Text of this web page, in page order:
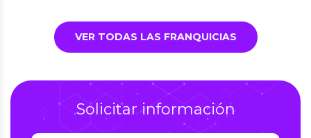
VER TODAS LAS FRANQUICIAS
Solicitar información